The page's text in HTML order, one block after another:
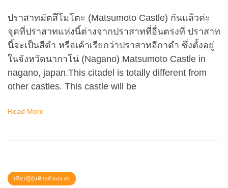
ปราสาทมัตสึโมโตะ (Matsumoto Castle) กันแล้วค่ะ
จุดที่ปราสาทแห่งนี้ต่างจากปราสาทที่อื่นตรงที่ ปราสาท
นี้จะเป็นสีดำ หรือเค้าเรียกว่าปราสาทอีกาดำ ซึ่งตั้งอยู่
ในจังหวัดนากาโน่ (Nagano) Matsumoto Castle in
nagano, japan.This citadel is totally different from
other castles. This castle will be
Read More
เที่ยวญี่ปุ่นด้วยตัวเอง งบ